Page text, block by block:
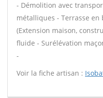
- Démolition avec
métalliques - Terrasse en
(Extension maison,
fluide - Surélévation
-
Voir la fiche artisan :